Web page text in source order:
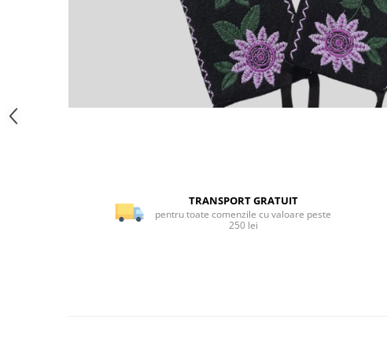
TRANSPORT GRATUIT
pentru toate comenzile cu valoare peste
250 lei